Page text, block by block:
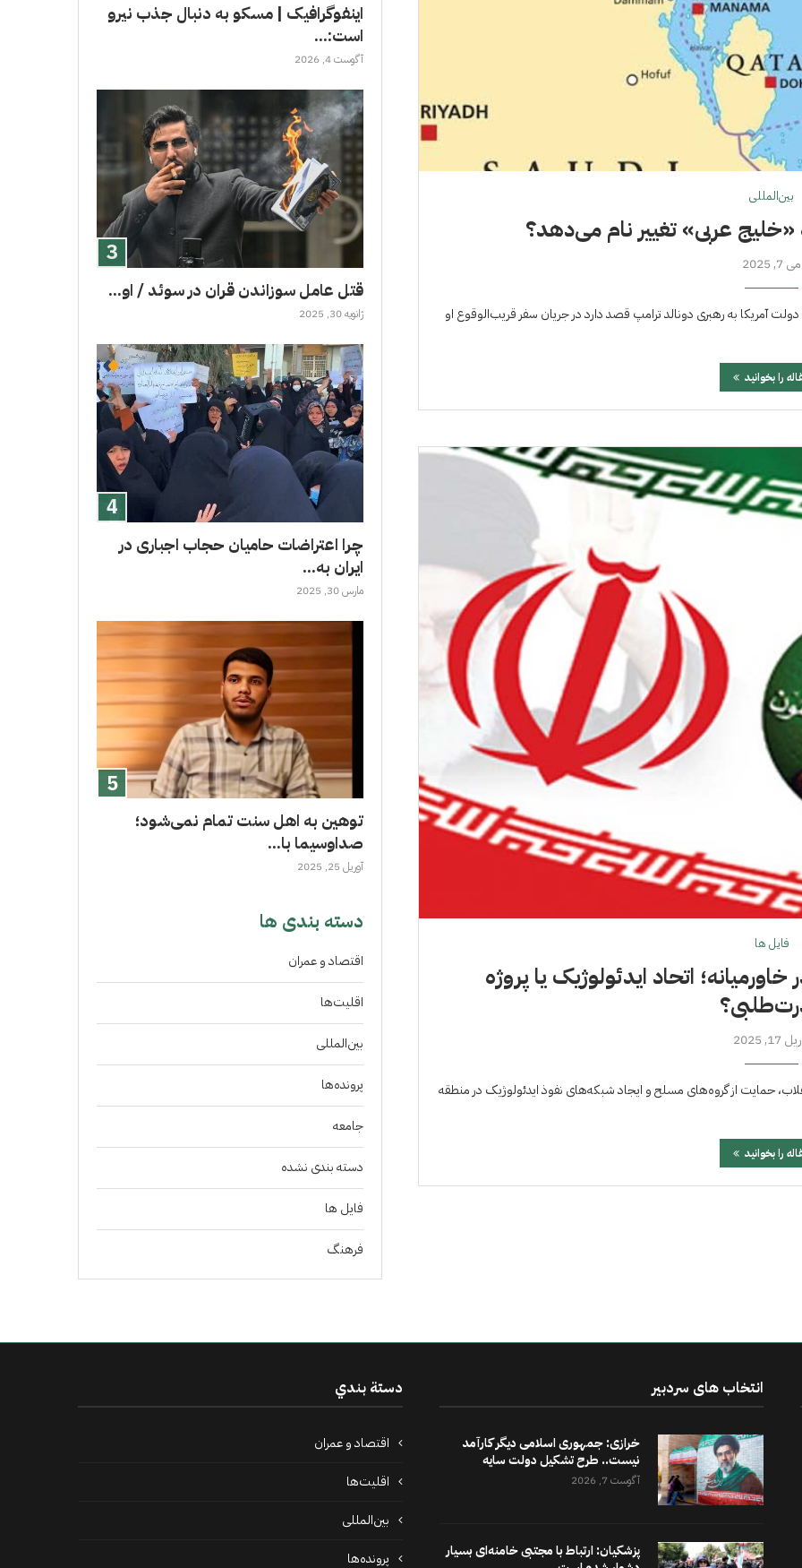
بین‌المللی
عربی» تغییر نام می‌دهد؟
می 7, 2025
آمریکا به رهبری دونالد ترامپ قصد دارد در جریان سفر قریب‌الوقوع او
را بخوانید
فايل ها
اتحاد ایدئولوژیک یا پروژه
2025
حمایت از گروه‌های مسلح و ایجاد شبکه‌های نفوذ ایدئولوژیک در منطقه
را بخوانید
اینفوگرافیک | مسکو به دنبال جذب نیرو
است:...
آگوست 4, 2026
قتل عامل سوزاندن قران در سوئد / او...
ژانویه 30, 2025
چرا اعتراضات حامیان حجاب اجباری در
ایران به...
مارس 30, 2025
توهین به اهل سنت تمام نمی‌شود؛
صداوسیما با...
آوریل 25, 2025
دسته بندی ها
اقتصاد و عمران
اقلیت‌ها
بین‌المللی
پرونده‌ها
جامعه
دسته بندی نشده
فايل ها
فرهنگ
انتخاب های سردبیر
خرازی: جمهوری اسلامی دیگر کارآمد
نیست.. طرح تشکیل دولت سایه
آگوست 7, 2026
پزشکیان: ارتباط با مجتبی خامنه‌ای بسیار
دستة بندي
اقتصاد و عمران
اقلیت‌ها
بین‌المللی
پرونده‌ها